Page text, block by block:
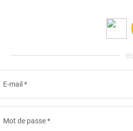
E-mail *
Mot de passe*